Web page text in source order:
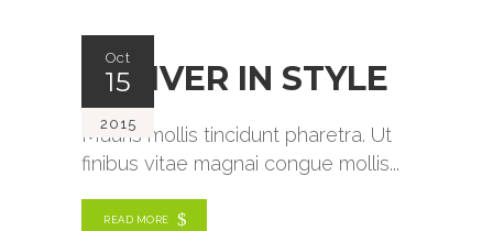
Oct
15
2015
DELIVER IN STYLE
Mauris mollis tincidunt pharetra. Ut
finibus vitae magnai congue mollis
READ MORE